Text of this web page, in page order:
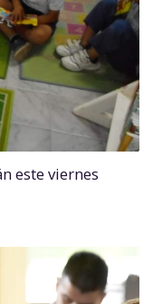
este viernes